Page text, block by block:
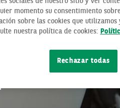
momento su consentimiento
sobre las cookies que utilizamos
nuestra política de cookies:
Rechazar todas